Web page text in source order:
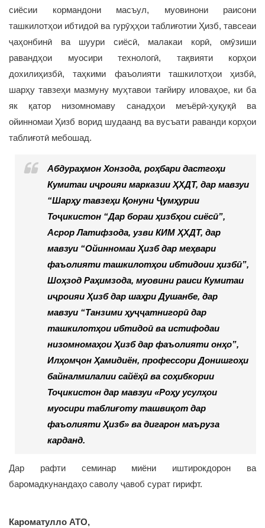
сиёсии кормандони масъул, муовинони раисони
ташкилотҳои ибтидоӣ ва гурӯҳҳои таблиғотии Ҳизб, тавсеаи
ҷаҳонбинӣ ва шуури сиёсӣ, малакаи корӣ, омӯзиши
равандҳои муосири технологӣ, тақвияти корҳои
дохилиҳизбӣ, таҳкими фаъолияти ташкилотҳои ҳизбӣ,
шарҳу тавзеҳи мазмуну муҳтавои тағйиру иловаҳое, ки ба
як қатор низомномаву санадҳои меъёрӣ-ҳуқуқӣ ва
ойинномаи Ҳизб ворид шудаанд ва вусъати раванди корҳои
таблиғотӣ мебошад.
Абдураҳмон Хонзода, роҳбари дастгоҳи
Кумитаи иҷроияи марказии ҲХДТ, дар мавзуи
“Шарҳу тавзеҳи Қонуни Ҷумҳурии
Тоҷикистон “Дар бораи ҳизбҳои сиёсӣ”,
Асрор Латифзода, узви КИМ ҲХДТ, дар
мавзуи “Ойинномаи Ҳизб дар меҳвари
фаъолияти ташкилотҳои ибтидоии ҳизбӣ”,
Шоҳзод Раҳимзода, муовини раиси Кумитаи
иҷроияи Ҳизб дар шаҳри Душанбе, дар
мавзуи “Танзими ҳуҷҷатнигорӣ дар
ташкилотҳои ибтидоӣ ва истифодаи
низомномаҳои Ҳизб дар фаъолияти онҳо”,
Илҳомҷон Ҳамидиён, профессори Донишгоҳи
байналмилалии сайёҳӣ ва соҳибкории
Тоҷикистон дар мавзуи «Роҳу усулҳои
муосири таблиғоту ташвиқот дар
фаъолияти Ҳизб» ва дигарон маъруза
карданд.
Дар рафти семинар миёни иштирокдорон ва
баромадкунандаҳо саволу ҷавоб сурат гирифт.
Кароматулло АТО,